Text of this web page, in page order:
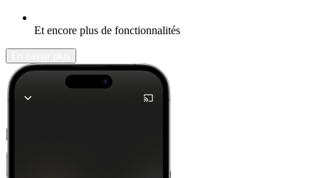
Et encore plus de fonctionnalités